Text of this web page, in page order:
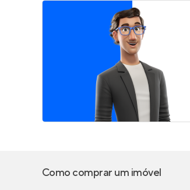
Como comprar um imóvel